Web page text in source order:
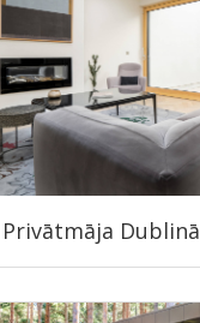
Privātmāja Dublinā